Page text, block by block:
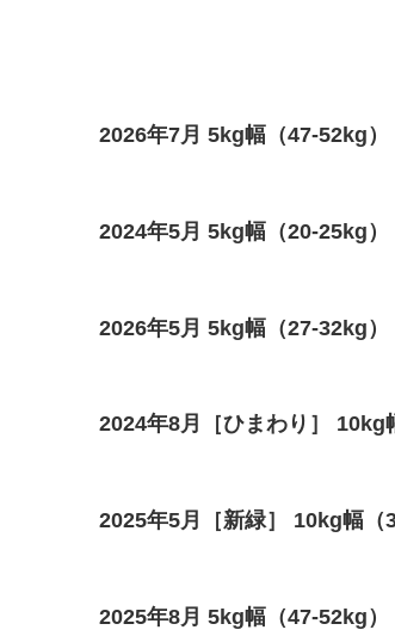
2026年7月 5kg幅（47-52kg）
2024年5月 5kg幅（20-25kg）
2026年5月 5kg幅（27-32kg）
2024年8月［ひまわり］ 10kg
2025年5月［新緑］ 10kg幅（
2025年8月 5kg幅（47-52kg）